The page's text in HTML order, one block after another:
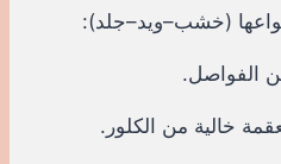
(خشب–ويد–جلد):
الفواصل.
خالية من الكلور.